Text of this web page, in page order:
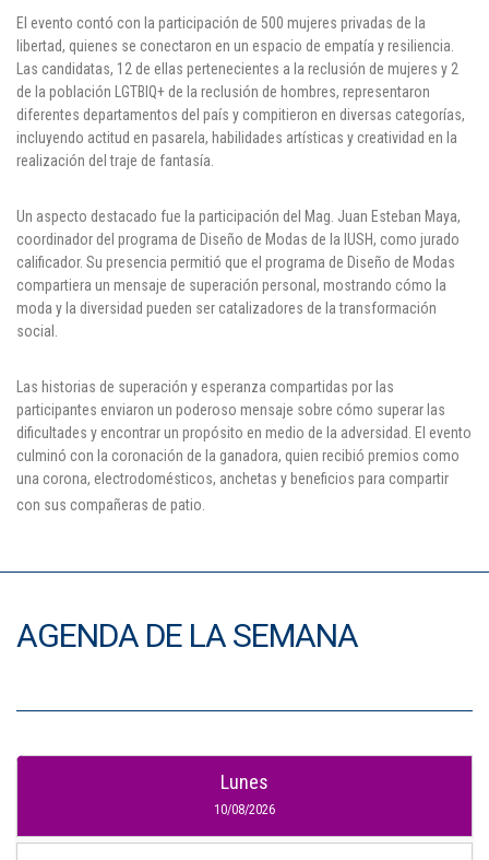
El evento contó con la participación de 500 mujeres privadas de la
libertad, quienes se conectaron en un espacio de empatía y resiliencia.
Las candidatas, 12 de ellas pertenecientes a la reclusión de mujeres y 2
de la población LGTBIQ+ de la reclusión de hombres, representaron
diferentes departamentos del país y compitieron en diversas categorías,
incluyendo actitud en pasarela, habilidades artísticas y creatividad en la
realización del traje de fantasía.
Un aspecto destacado fue la participación del Mag. Juan Esteban Maya,
coordinador del programa de Diseño de Modas de la IUSH, como jurado
calificador. Su presencia permitió que el programa de Diseño de Modas
compartiera un mensaje de superación personal, mostrando cómo la
moda y la diversidad pueden ser catalizadores de la transformación
social.
Las historias de superación y esperanza compartidas por las
participantes enviaron un poderoso mensaje sobre cómo superar las
dificultades y encontrar un propósito en medio de la adversidad. El evento
culminó con la coronación de la ganadora, quien recibió premios como
una corona, electrodomésticos, anchetas y beneficios para compartir
con sus compañeras de patio.
AGENDA DE LA SEMANA
Lunes
10/08/2026
Comunícate con nosotros
Línea de Atención al Cliente
Campus Estadio: CR 70 # 52-49
(+57) (4) 4 600 700
Medellín - Colombia - Suramérica
Denuncia de Corrupción y Sobornos